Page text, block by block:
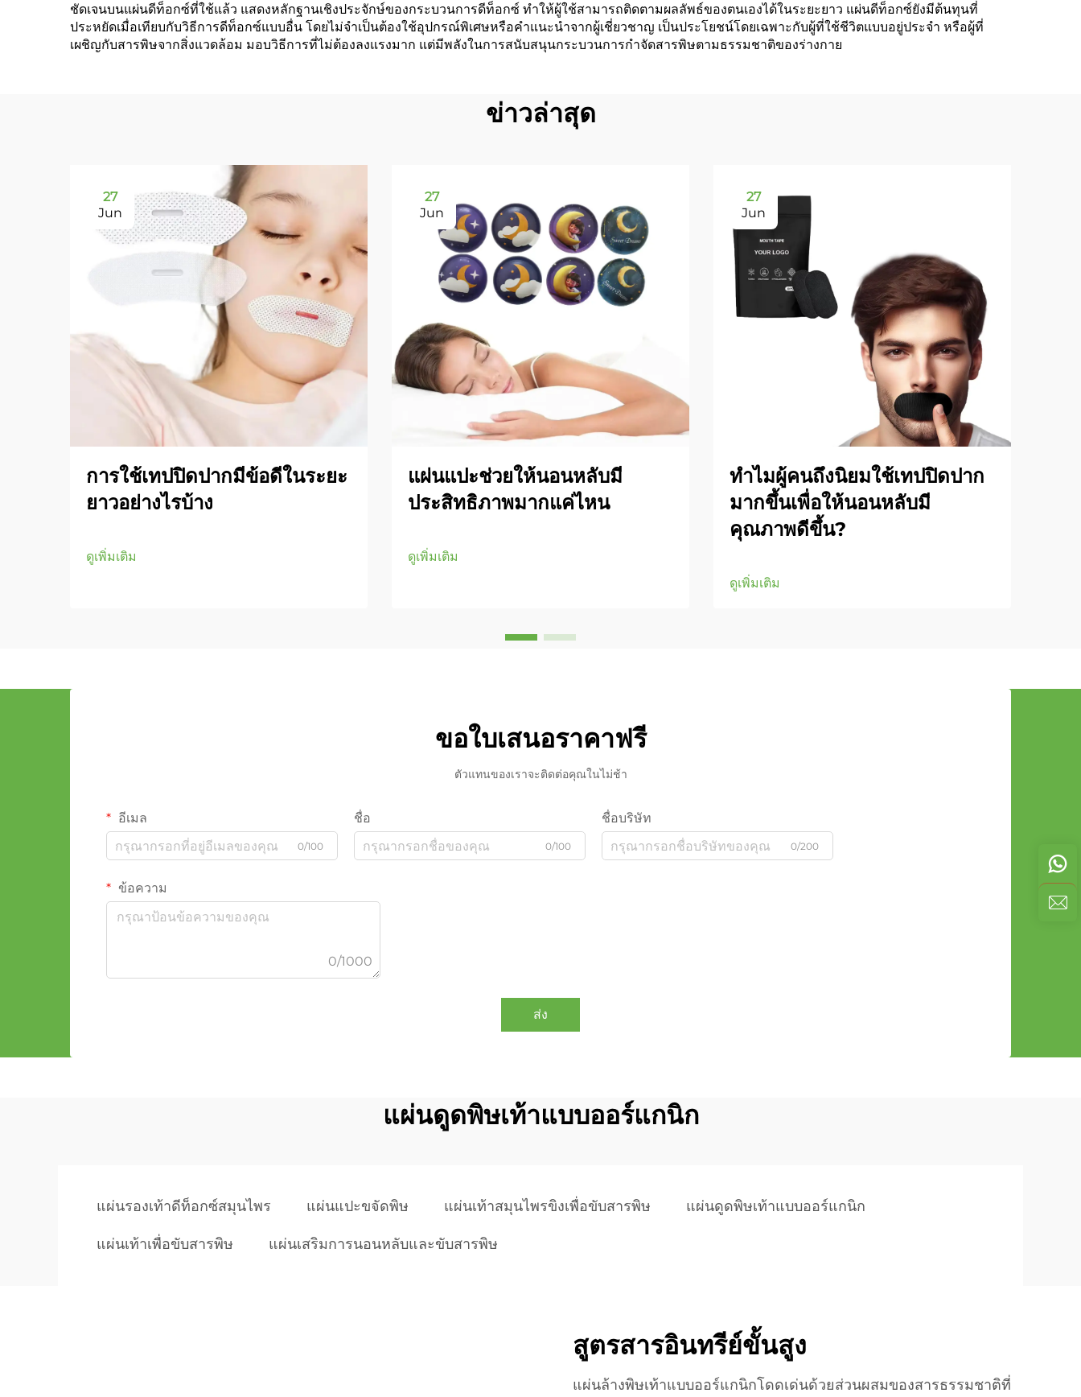
ชัดเจนบนแผ่นดีท็อกซ์ที่ใช้แล้ว แสดงหลักฐานเชิงประจักษ์ของกระบวนการดีท็อกซ์ ทำให้ผู้ใช้สามารถติดตามผลลัพธ์ของตนเองได้ในระยะยาว แผ่นดีท็อกซ์ยังมีต้นทุนที่
ประหยัดเมื่อเทียบกับวิธีการดีท็อกซ์แบบอื่น โดยไม่จำเป็นต้องใช้อุปกรณ์พิเศษหรือคำแนะนำจากผู้เชี่ยวชาญ เป็นประโยชน์โดยเฉพาะกับผู้ที่ใช้ชีวิตแบบอยู่ประจำ หรือผู้ที่
เผชิญกับสารพิษจากสิ่งแวดล้อม มอบวิธีการที่ไม่ต้องลงแรงมาก แต่มีพลังในการสนับสนุนกระบวนการกำจัดสารพิษตามธรรมชาติของร่างกาย
ข่าวล่าสุด
27
Jun
การใช้เทปปิดปากมีข้อดีในระยะ
ยาวอย่างไรบ้าง
ดูเพิ่มเติม
27
Jun
แผ่นแปะช่วยให้นอนหลับมี
ประสิทธิภาพมากแค่ไหน
ดูเพิ่มเติม
27
Jun
ทำไมผู้คนถึงนิยมใช้เทปปิดปาก
มากขึ้นเพื่อให้นอนหลับมี
คุณภาพดีขึ้น?
ดูเพิ่มเติม
ขอใบเสนอราคาฟรี
ตัวแทนของเราจะติดต่อคุณในไม่ช้า
อีเมล
0/100
ชื่อ
0/100
ชื่อบริษัท
0/200
ข้อความ
0/1000
ส่ง
แผ่นดูดพิษเท้าแบบออร์แกนิก
แผ่นรองเท้าดีท็อกซ์สมุนไพร แผ่นแปะขจัดพิษ แผ่นเท้าสมุนไพรขิงเพื่อขับสารพิษ แผ่นดูดพิษเท้าแบบออร์แกนิก
แผ่นเท้าเพื่อขับสารพิษ แผ่นเสริมการนอนหลับและขับสารพิษ
สูตรสารอินทรีย์ขั้นสูง
แผ่นล้างพิษเท้าแบบออร์แกนิกโดดเด่นด้วยส่วนผสมของสารธรรมชาติที่